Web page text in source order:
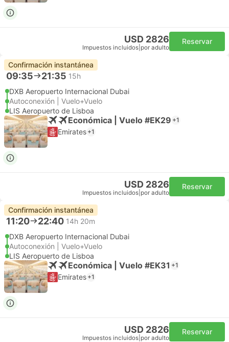
USD 2826
Impuestos incluidos por adulto
Reservar
Confirmación instantánea
09:35 21:35 15h
DXB Aeropuerto Internacional Dubai
Autoconexión | Vuelo+Vuelo
LIS Aeropuerto de Lisboa
Económica | Vuelo #EK29 +1
Emirates +1
USD 2826
Impuestos incluidos por adulto
Reservar
Confirmación instantánea
11:20 22:40 14h 20m
DXB Aeropuerto Internacional Dubai
Autoconexión | Vuelo+Vuelo
LIS Aeropuerto de Lisboa
Económica | Vuelo #EK31 +1
Emirates +1
USD 2826
Impuestos incluidos por adulto
Reservar